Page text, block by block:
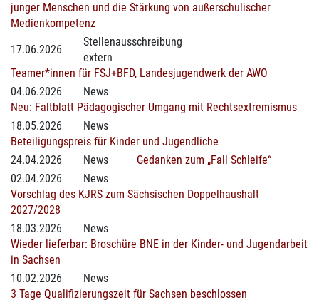
junger Menschen und die Stärkung von außerschulischer
Medienkompetenz
17.06.2026
Stellenausschreibung
extern
Teamer*innen für FSJ+BFD, Landesjugendwerk der AWO
04.06.2026
News
Neu: Faltblatt Pädagogischer Umgang mit Rechtsextremismus
18.05.2026
News
Beteiligungspreis für Kinder und Jugendliche
24.04.2026
News
Gedanken zum „Fall Schleife“
02.04.2026
News
Vorschlag des KJRS zum Sächsischen Doppelhaushalt
2027/2028
18.03.2026
News
Wieder lieferbar: Broschüre BNE in der Kinder- und Jugendarbeit
in Sachsen
10.02.2026
News
3 Tage Qualifizierungszeit für Sachsen beschlossen